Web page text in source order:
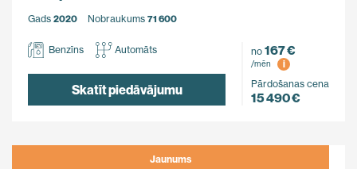
Gads 2020 Nobraukums 71 600
Benzīns Automāts
Skatīt piedāvājumu
no 167 €
/mēn
i
Pārdošanas cena
15 490 €
Jaunums